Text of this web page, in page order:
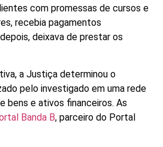
com promessas de cursos e
recebia pagamentos
deixava de prestar os
a Justiça determinou o
pelo investigado em uma rede
bens e ativos financeiros. As
Banda B, parceiro do Portal